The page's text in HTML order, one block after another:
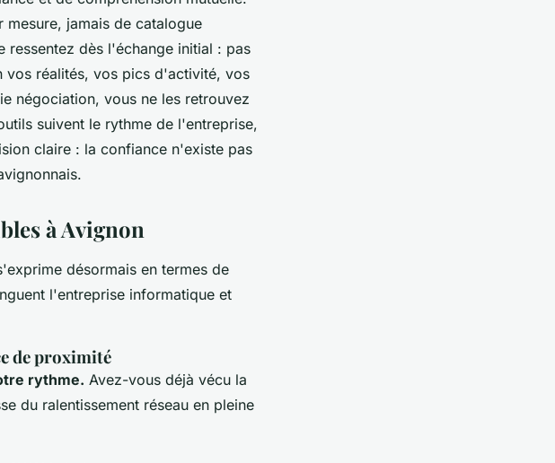
jamais de catalogue
ressentez dès l'échange initial : pas
vos réalités, vos pics d'activité, vos
négociation, vous ne les retrouvez
suivent le rythme de l'entreprise,
claire : la confiance n'existe pas
à Avignon
désormais en termes de
l'entreprise informatique et
de proximité
rythme. Avez-vous déjà vécu la
du ralentissement réseau en pleine